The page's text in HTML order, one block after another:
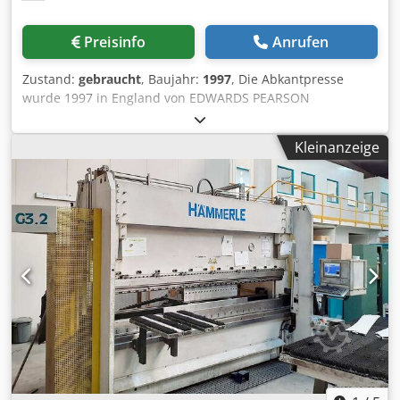
Laserquelle entsprechend. Djdpfx Aemk S Slopvock Der
Drahtvorschub bietet vier Betriebsarten: 1.
Durchgehendes Schweißen ohne Drahtzufuhr 3.
Punktschweißen ohne Drahtzufuhr Das Gerät verfügt über
200 Speicherplätze für Parameter, die individuell benannt
und gespeichert werden können – dies erhöht die
Benutzerfreundlichkeit erheblich. Zu unserem System
gehört auch ein neuentwickeltes Fußpedal, das an den
Drahtvorschub angeschlossen werden kann, um die
Vorschubgeschwindigkeit zu regulieren. Es funktioniert
ähnlich wie das Gaspedal eines Fahrzeugs: Wird
beispielsweise eine Maximalgeschwindigkeit von 10 m/min
eingestellt, erreicht der Vorschub bei voll
durchgedrücktem Pedal diese Geschwindigkeit; bei halb
gedrücktem Pedal entsprechend die Hälfte. Dies ist
besonders für sitzende Bediener vorteilhaft. Alternativ
kann das Schweißverfahren auch direkt über eine Taste
am Brenner gestartet/gestoppt werden. Das Fußpedal ist
optional erhältlich (Aufpreis 400 EUR). Bitte sehen Sie sich
Preisinfo Anrufen
Zustand: gebraucht, Baujahr: 1997, Die Abkantpresse
wurde 1997 in England von EDWARDS PEARSON
hergestellt. Die Abkantpresse ist in gutem Zustand, wird
mit Werkzeug verkauft. Immer pünktlich gewartet und
gepflegt. Die Werkzeugmaschinen sind angeschlossen und
können getestet und inspiziert werden. Spezifikation:
Modell: EDWARDS PEARSON 100/3100 PR6 Baujahr: 1997
Arbeitslänge: 3 100 mm Biegeleistung: 100 T Verfahrweg:
172 mm Abstand zwischen Tisch und Rahmen: 450 mm
Arbeitsgeschwindigkeit: 100 mm/s
Rücklaufgeschwindigkeit: 110 mm/s Achsen: automatisch
X1, X2, Y1, Y2, Z1, Z2, R Werkzeuge: Verfügbar Gewicht: 7 T
Sonstiges: Neuer Bildschirm vor kurzem ersetzt, Tastatur
für die Benutzerfreundlichkeit angebracht. Wenn Sie
weitere Fragen haben, werden wir gerne zu beantworten.
Dcsdpjrfx Utsfx Apvsk
Kleinanzeige